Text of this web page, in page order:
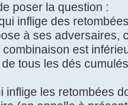
poser la question :
inflige des
à ses adversaires,
est
tous les dés
inflige les retombées